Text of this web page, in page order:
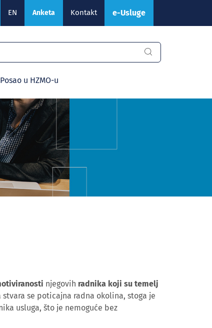
EN Anketa Kontakt e-Usluge
Posao u HZMO-u
njegovih radnika koji su temelj
se poticajna radna okolina, stoga je
usluga, što je nemoguće bez